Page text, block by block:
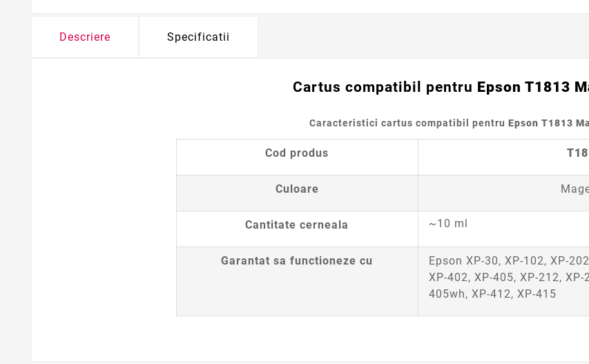
Descriere Specificatii
Cartus compatibil pentru Epson T1813
Caracteristici cartus compatibil pentru Epson T1813
Cod produs
Culoare
Cantitate cerneala ~10 ml
Garantat sa functioneze cu
Epson XP-30, XP-102, XP-
XP-402, XP-405, XP-212,
405wh, XP-412, XP-415